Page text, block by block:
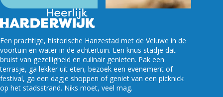
Een prachtige, historische Hanzestad met de Veluwe in de
voortuin en water in de achtertuin. Een knus stadje dat
bruist van gezelligheid en culinair genieten. Pak een
terrasje, ga lekker uit eten, bezoek een evenement of
festival, ga een dagje shoppen of geniet van een picknick
op het stadsstrand. Niks moet, veel mag.